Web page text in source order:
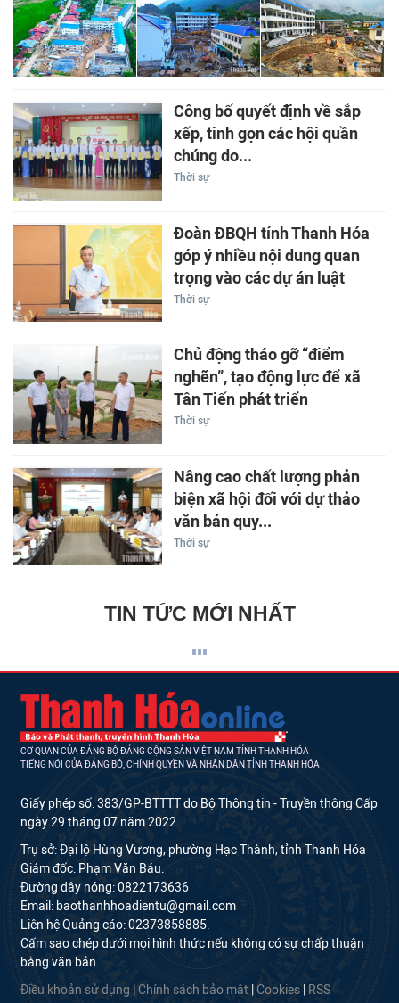
Công bố quyết định về sắp
xếp, tinh gọn các hội quần
chúng do...
Thời sự
Đoàn ĐBQH tỉnh Thanh Hóa
góp ý nhiều nội dung quan
trọng vào các dự án luật
Thời sự
Chủ động tháo gỡ “điểm
nghẽn”, tạo động lực để xã
Tân Tiến phát triển
Thời sự
Nâng cao chất lượng phản
biện xã hội đối với dự thảo
văn bản quy...
Thời sự
TIN TỨC MỚI NHẤT
CƠ QUAN CỦA ĐẢNG BỘ ĐẢNG CỘNG SẢN VIỆT NAM TỈNH THANH HÓA
TIẾNG NÓI CỦA ĐẢNG BỘ, CHÍNH QUYỀN VÀ NHÂN DÂN TỈNH THANH HÓA
Giấy phép số: 383/GP-BTTTT do Bộ Thông tin - Truyền thông Cấp
ngày 29 tháng 07 năm 2022.
Trụ sở: Đại lộ Hùng Vương, phường Hạc Thành, tỉnh Thanh Hóa
Giám đốc: Phạm Văn Báu.
Đường dây nóng: 0822173636
Email: baothanhhoadientu@gmail.com
Liên hệ Quảng cáo: 02373858885.
Cấm sao chép dưới mọi hình thức nếu không có sự chấp thuận
bằng văn bản.
Điều khoản sử dụng Chính sách bảo mật Cookies RSS